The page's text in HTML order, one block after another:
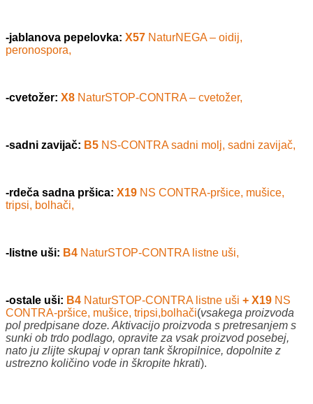
-jablanova pepelovka: X57 NaturNEGA – oidij,
peronospora,
-cvetožer: X8 NaturSTOP-CONTRA – cvetožer,
-sadni zavijač: B5 NS-CONTRA sadni molj, sadni zavijač,
-rdeča sadna pršica: X19 NS CONTRA-pršice, mušice,
tripsi, bolhači,
-listne uši: B4 NaturSTOP-CONTRA listne uši,
-ostale uši: B4 NaturSTOP-CONTRA listne uši + X19 NS
CONTRA-pršice, mušice, tripsi,bolhači(vsakega proizvoda
pol predpisane doze. Aktivacijo proizvoda s pretresanjem s
sunki ob trdo podlago, opravite za vsak proizvod posebej,
nato ju zlijte skupaj v opran tank škropilnice, dopolnite z
ustrezno količino vode in škropite hkrati).